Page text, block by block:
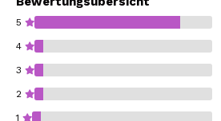
5
4
3
2
1